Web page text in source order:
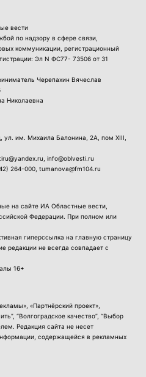
вести
по надзору в сфере связи,
коммуникации, регистрационный
Эл N ФС77- 73506 от 31
Черепахин Вячеслав
Николаевна
ул. им. Михаила Балонина, 2А, пом XIII,
info@oblvesti.ru
264-000 , tumanova@fm104.ru
на сайте ИА Областные вести,
Федерации. При полном или
гиперссылка на главную страницу
редакции не всегда совпадает с
16+
«Партнёрский проект»,
“Волгоградское качество”, “Выбор
Редакция сайта не несет
содержащейся в рекламных